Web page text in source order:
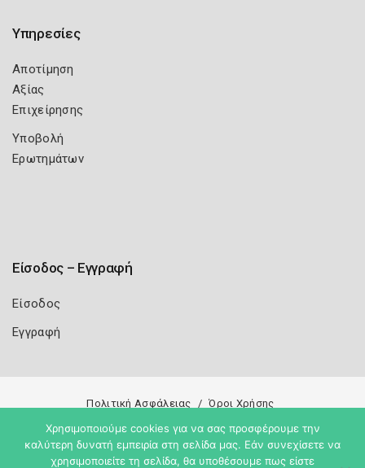
Υπηρεσίες
Αποτίμηση
Αξίας
Επιχείρησης
Υποβολή
Ερωτημάτων
Είσοδος – Εγγραφή
Είσοδος
Εγγραφή
Πολιτική Ασφάλειας Όροι Χρήσης
Copyright 2026 Knowledge A.E.
Χρησιμοποιούμε cookies για να σας προσφέρουμε την
καλύτερη δυνατή εμπειρία στη σελίδα μας. Εάν συνεχίσετε να
χρησιμοποιείτε τη σελίδα, θα υποθέσουμε πως είστε